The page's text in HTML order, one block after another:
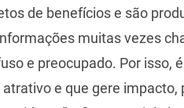
de benefícios e são
muitas vezes
e preocupado. Por isso,
atrativo e que gere